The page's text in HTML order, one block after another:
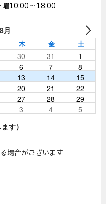
10:00～18:00
月
木 金 土
30 31
1
6 7
8
13 14
15
20 21
22
27 28
29
3 4
5
す）
場合がございます